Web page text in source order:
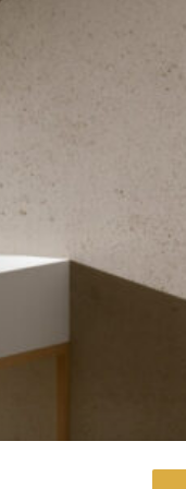
Ocritech bianco